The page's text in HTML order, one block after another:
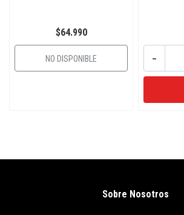
$64.990
NO DISPONIBLE -
Sobre Nosotros